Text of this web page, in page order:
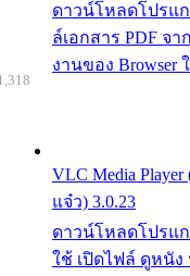
ดาวน์โหลดโปรแก
ล์เอกสาร PDF จ
งานของ Browser
VLC Media
แจ๋ว) 3.0.23
ดาวน์โหลดโปรแก
ใช้ เปิดไฟล์ ดูหนัง